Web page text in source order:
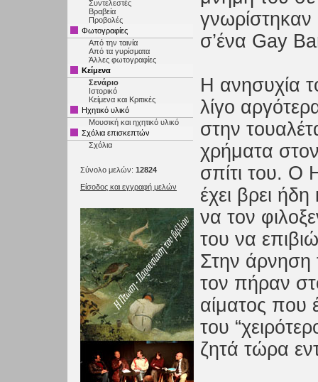
Συντελεστές
Βραβεία
Προβολές
Φωτογραφίες
Από την ταινία
Από τα γυρίσματα
Άλλες φωτογραφίες
Κείμενα
Σενάριο
Ιστορικό
Κείμενα και Κριτικές
Ηχητικό υλικό
Μουσική και ηχητικό υλικό
Σχόλια επισκεπτών
Σχόλια
Σύνολο μελών: 12824
Είσοδος και εγγραφή μελών
γνωρίστηκαν
σ’ένα Gay
Η ανησυχία
λίγο
στην
χρήματα
σπίτι του. Ο
έχει βρει
να τον
του να
Στην άρνηση
τον πήραν
αίματος που
του
ζητά τώρα